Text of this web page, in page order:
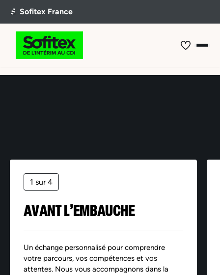
1 sur 4
AVANT L’EMBAUCHE
Un échange personnalisé pour comprendre
votre parcours, vos compétences et vos
attentes. Nous vous accompagnons dans la